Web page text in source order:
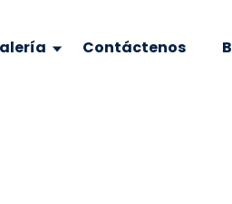
Contáctenos